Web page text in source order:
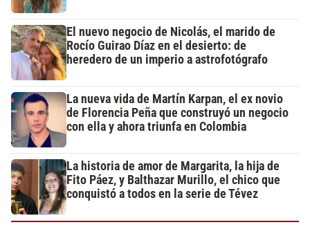
El nuevo negocio de Nicolás, el marido de
Rocío Guirao Díaz en el desierto: de
heredero de un imperio a astrofotógrafo
La nueva vida de Martín Karpan, el ex novio
de Florencia Peña que construyó un negocio
con ella y ahora triunfa en Colombia
La historia de amor de Margarita, la hija de
Fito Páez, y Balthazar Murillo, el chico que
conquistó a todos en la serie de Tévez